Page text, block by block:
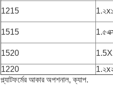
1215
1515
1520
1220
প্ল্যাটফর্মের আকার অপশনাল, ক্যাপ.